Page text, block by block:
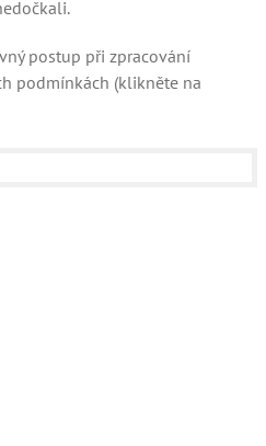
postup při zpracování
podmínkách (klikněte na